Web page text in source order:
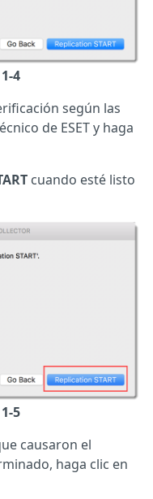
4
según las
de ESET y haga
cuando esté listo
5
causaron el
haga clic en